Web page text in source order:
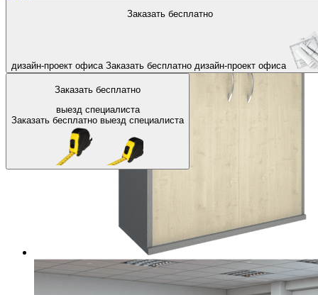
Заказать бесплатно
дизайн-проект офиса Заказать бесплатно дизайн-проект офиса
Заказать бесплатно
выезд специалиста
Заказать бесплатно выезд специалиста